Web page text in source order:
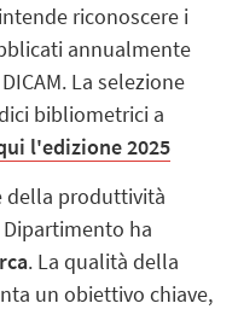
intende riconoscere i
annualmente
La selezione
bibliometrici a
l'edizione 2025
della produttività
ha
. La qualità della
un obiettivo chiave,